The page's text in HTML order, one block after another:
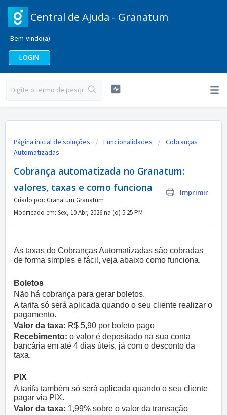
Central de Ajuda - Granatum
Bem-vindo(a)
LOGIN
Página inicial de soluções Funcionalidades
Cobranças
Automatizadas
Cobrança automatizada no Granatum:
valores, taxas e como funciona
Imprimir
Criado por: Granatum Granatum
Modificado em: Sex, 10 Abr, 2026 na (o) 5:25 PM
As taxas do Cobranças Automatizadas são cobradas
de forma simples e fácil, veja abaixo como funciona.
Boletos
Não há cobrança para gerar boletos.
A tarifa só será aplicada quando o seu cliente realizar o
pagamento.
Valor da taxa: R$ 5,90 por boleto pago
Recebimento: o valor é depositado na sua conta
bancária em até 4 dias úteis, já com o desconto da
taxa.
PIX
A tarifa também só será aplicada quando o seu cliente
pagar via PIX.
Valor da taxa: 1,99% sobre o valor da transação